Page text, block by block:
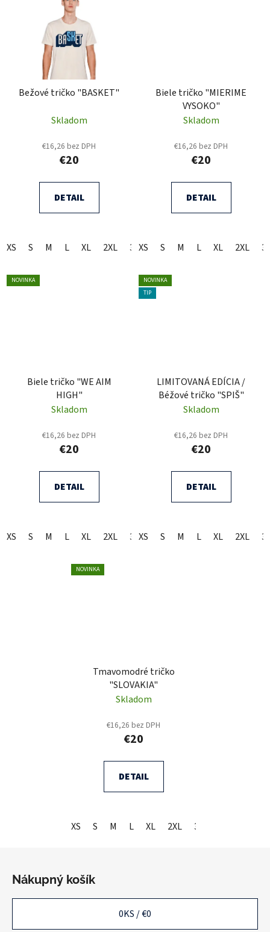
Bežové tričko "BASKET"
Skladom
€16,26 bez DPH
€20
DETAIL
XS S M L XL 2XL 3XL
Biele tričko "MIERIME
VYSOKO"
Skladom
€16,26 bez DPH
€20
DETAIL
XS S M L XL 2XL
NOVINKA
Biele tričko "WE AIM
HIGH"
Skladom
€16,26 bez DPH
€20
DETAIL
XS S M L XL 2XL 3XL
NOVINKA
TIP
LIMITOVANÁ EDÍCIA /
Béžové tričko "SPIŠ"
Skladom
€16,26 bez DPH
€20
DETAIL
XS S M L XL 2XL
NOVINKA
Tmavomodré tričko
"SLOVAKIA"
Skladom
€16,26 bez DPH
€20
DETAIL
XS S M L XL 2XL 3XL
Nákupný košík
0KS /€0